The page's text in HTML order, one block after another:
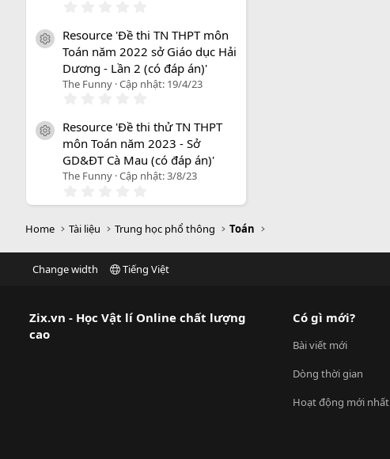
0
0
s
a
o
icon tài liệu
Resource 'Đề thi TN THPT môn
Toán năm 2022 sở Giáo dục Hải
Dương - Lần 2 (có đáp án)'
The Funny Cập nhật: 19/4/23
0
0
s
a
o
icon tài liệu
Resource 'Đề thi thử TN THPT
môn Toán năm 2023 - Sở
GD&ĐT Cà Mau (có đáp án)'
The Funny Cập nhật:3/8/23
.
0
s
a
Home Tài liệu Trung học phổ thông Toán
Change width Tiếng Việt
Zix.vn - Học Vật lí Online chất lượng
cao
Có gì mới?
Bài viết mới
Dòng thời gian
Hoạt động mới nhất